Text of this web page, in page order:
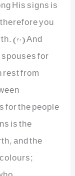
His signs is
you
(20) And
for
from
for the people
is the
and the